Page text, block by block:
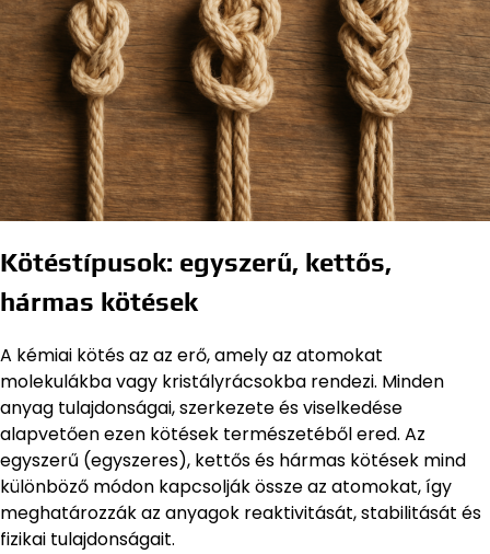
Kötéstípusok: egyszerű, kettős,
hármas kötések
A kémiai kötés az az erő, amely az atomokat
molekulákba vagy kristályrácsokba rendezi. Minden
anyag tulajdonságai, szerkezete és viselkedése
alapvetően ezen kötések természetéből ered. Az
egyszerű (egyszeres), kettős és hármas kötések mind
különböző módon kapcsolják össze az atomokat, így
meghatározzák az anyagok reaktivitását, stabilitását és
fizikai tulajdonságait.